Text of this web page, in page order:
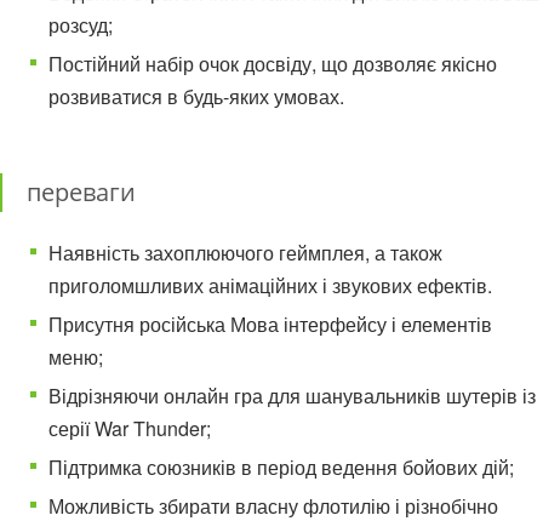
розсуд;
Постійний набір очок досвіду, що дозволяє якісно
розвиватися в будь-яких умовах.
переваги
Наявність захоплюючого геймплея, а також
приголомшливих анімаційних і звукових ефектів.
Присутня російська Мова інтерфейсу і елементів
меню;
Відрізняючи онлайн гра для шанувальників шутерів із
серії War Thunder;
Підтримка союзників в період ведення бойових дій;
Можливість збирати власну флотилію і різнобічно